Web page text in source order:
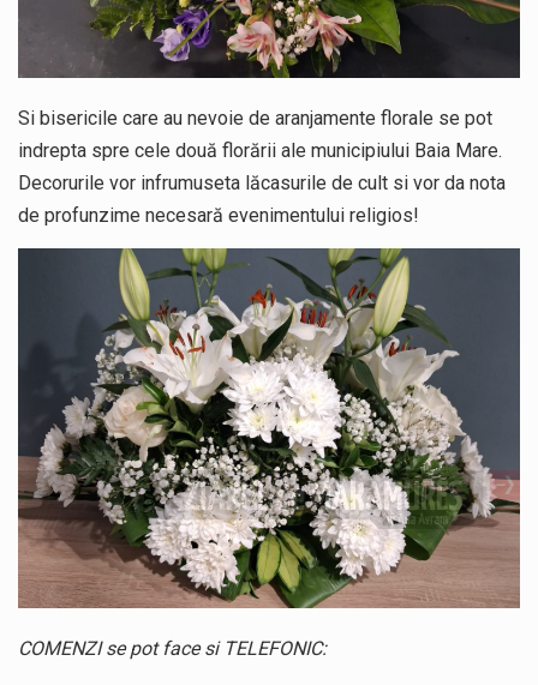
Si bisericile care au nevoie de aranjamente florale se pot
indrepta spre cele două florării ale municipiului Baia Mare.
Decorurile vor infrumuseta lăcasurile de cult si vor da nota
de profunzime necesară evenimentului religios!
COMENZI se pot face si TELEFONIC: